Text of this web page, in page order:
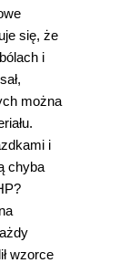
się, że
i
można
i
chyba
wzorce